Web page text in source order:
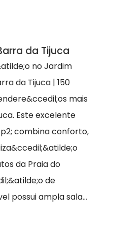
da Tijuca
no Jardim
da Tijuca | 150
mais
Este excelente
combina conforto,
da Praia do
de
possui ampla sala...